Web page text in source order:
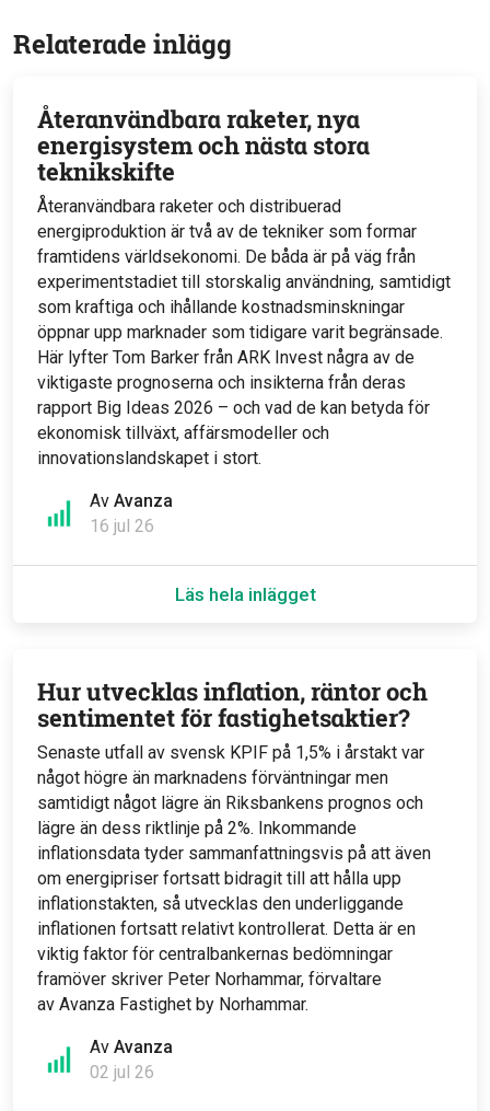
Relaterade inlägg
Av Avanza
16 jul 26
Återanvändbara raketer, nya
energisystem och nästa stora
teknikskifte
Återanvändbara raketer och distribuerad
energiproduktion är två av de tekniker som formar
framtidens världsekonomi. De båda är på väg från
experimentstadiet till storskalig användning, samtidigt
som kraftiga och ihållande kostnadsminskningar
öppnar upp marknader som tidigare varit begränsade.
Här lyfter Tom Barker från ARK Invest några av de
viktigaste prognoserna och insikterna från deras
rapport Big Ideas 2026 – och vad de kan betyda för
ekonomisk tillväxt, affärsmodeller och
innovationslandskapet i stort.
Läs hela inlägget
Av Avanza
02 jul 26
Hur utvecklas inflation, räntor och
sentimentet för fastighetsaktier?
Senaste utfall av svensk KPIF på 1,5% i årstakt var
något högre än marknadens förväntningar men
samtidigt något lägre än Riksbankens prognos och
lägre än dess riktlinje på 2%. Inkommande
inflationsdata tyder sammanfattningsvis på att även
om energipriser fortsatt bidragit till att hålla upp
inflationstakten, så utvecklas den underliggande
inflationen fortsatt relativt kontrollerat. Detta är en
viktig faktor för centralbankernas bedömningar
framöver skriver Peter Norhammar, förvaltare
av Avanza Fastighet by Norhammar.